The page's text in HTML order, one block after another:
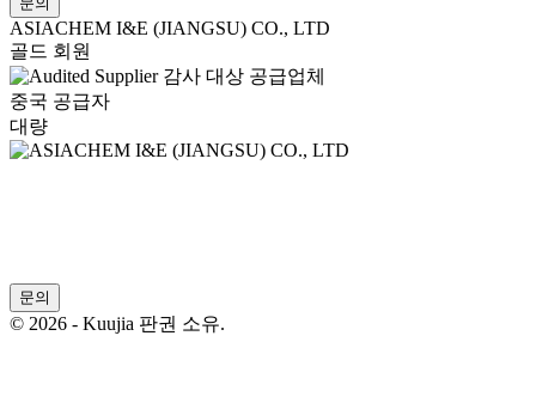
ASIACHEM I&E (JIANGSU) CO., LTD
골드 회원
감사 대상 공급업체
중국 공급자
대량
문의
© 2026 - Kuujia 판권 소유.